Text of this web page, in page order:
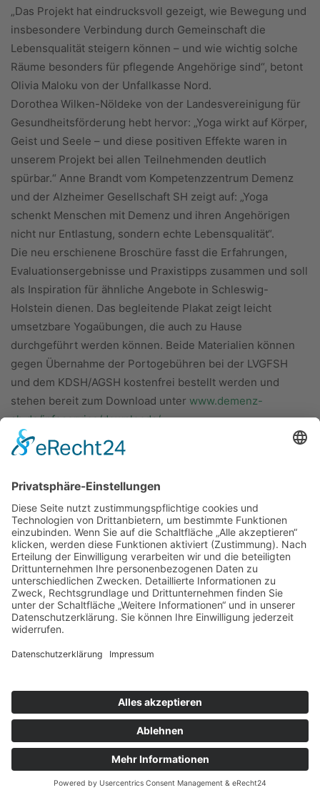
„Das Projekt hat eindrucksvoll gezeigt, wie Bewegung und
insbesondere Verbindung durch Gemeinschaft die
Lebensqualität steigern können – und wie wichtig solche
Räume besonders für pflegende Angehörige sind“, betont
Olivia Maloku von der Unfallkasse Nord.
Dorothea Wilken-Nöldeke von der Landesvereinigung für
Gesundheitsförderung hebt hervor: „Yoga wirkt auf Körper,
Geist und Seele – und diese positiven Effekte waren in
unserem Projekt bei allen Teilnehmenden deutlich
spürbar.“ Anne Brandt vom Kompetenzzentrum Demenz
und der Alzheimer Gesellschaft SH zeigt auf: „Yoga
schenkt Menschen mit Demenz und ihren Angehörigen
nicht nur Entlastung, sondern echte Lebensqualität“.
Die neu erschienene Broschüre fasst die Erfahrungen,
Evaluationsergebnisse und Praxistipps zusammen und soll
als Inspiration für ähnliche Angebote in Schleswig-
Holstein dienen. Das begleitende Plakat zeigt leicht
umsetzbare Yogaübungen, die auch zu Hause
durchgeführt werden können. Beide Materialien können
gegen Übernahme der Portogebühren bei der LVGFSH
und dem KDSH/AGSH kostenfrei bestellt werden und
stehen bereit zum Download unter www.demenz-
sh.de/infoservice/downloads/.
ÜBER UNS
KIEL LOKAL
Carsten Frahm Verlag, Inhaber Carsten Frahm
24113 Kiel
Kontaktieren Sie uns:redaktion@kiellokal.de
Kontakt Impressum Datenschutz
Realisierung: brünger.media